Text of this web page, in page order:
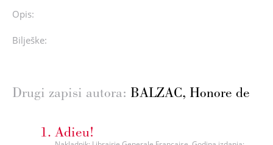
Opis:
Bilješke:
Drugi zapisi autora: BALZAC, Honore de
Adieu!